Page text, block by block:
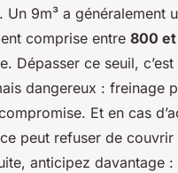
. Un 9m³ a généralement
comprise entre 800 et
Dépasser ce seuil,
dangereux : freinage
Et en cas
peut refuser de
anticipez davantage :